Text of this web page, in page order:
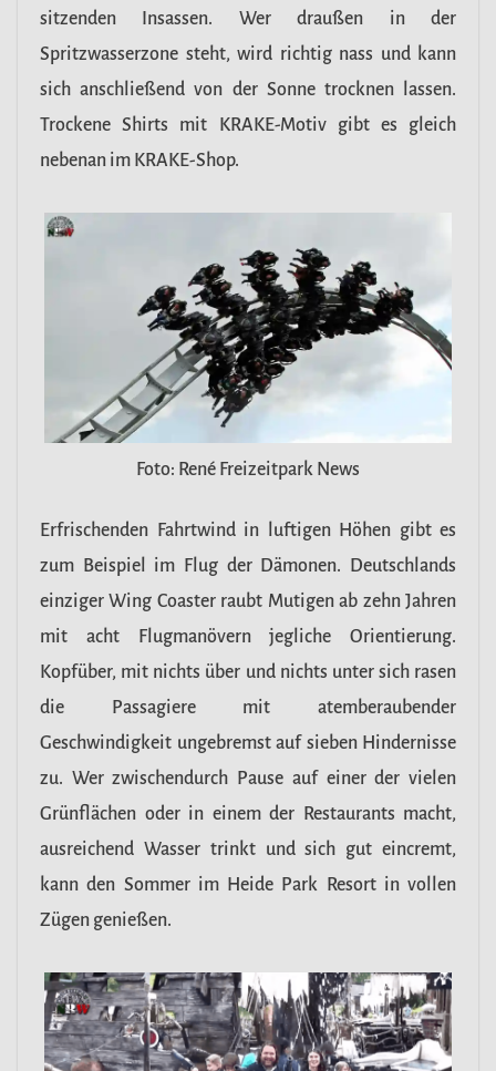
sitzenden Insassen. Wer draußen in der
Spritzwasserzone steht, wird richtig nass und kann
sich anschließend von der Sonne trocknen lassen.
Trockene Shirts mit KRAKE-Motiv gibt es gleich
nebenan im KRAKE-Shop.
Foto: René Freizeitpark News
Erfrischenden Fahrtwind in luftigen Höhen gibt es
zum Beispiel im Flug der Dämonen. Deutschlands
einziger Wing Coaster raubt Mutigen ab zehn Jahren
mit acht Flugmanövern jegliche Orientierung.
Kopfüber, mit nichts über und nichts unter sich rasen
die Passagiere mit atemberaubender
Geschwindigkeit ungebremst auf sieben Hindernisse
zu. Wer zwischendurch Pause auf einer der vielen
Grünflächen oder in einem der Restaurants macht,
ausreichend Wasser trinkt und sich gut eincremt,
kann den Sommer im Heide Park Resort in vollen
Zügen genießen.